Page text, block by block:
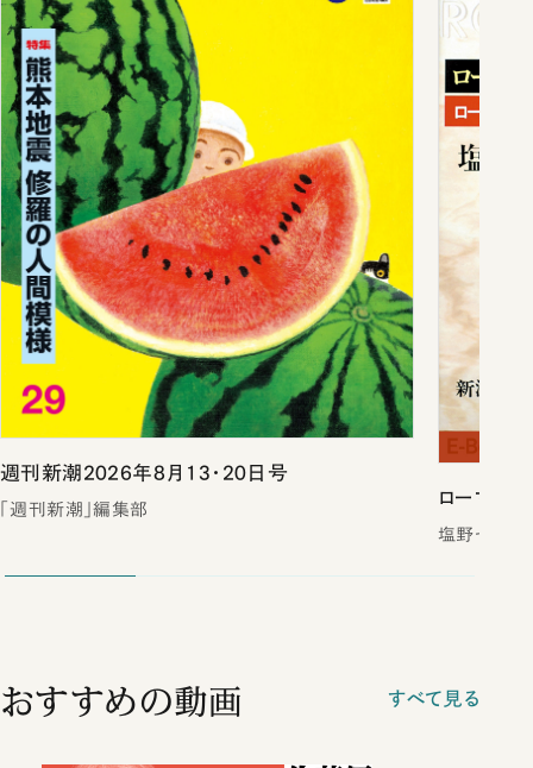
週刊新潮2026年8月13・20日号
「週刊新潮」編集部
ローマは
塩野七生／
おすすめの動画 すべて見る